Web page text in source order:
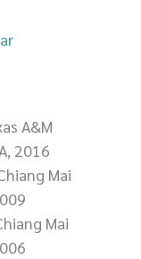
A&M
2016
Mai
Mai